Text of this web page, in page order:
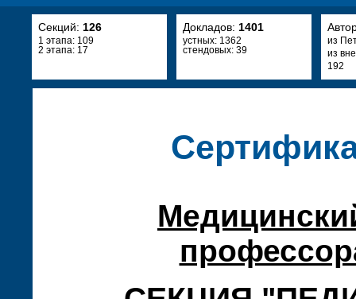
Секций: 126
1 этапа: 109
2 этапа: 17
Докладов: 1401
устных: 1362
стендовых: 39
из
из
192